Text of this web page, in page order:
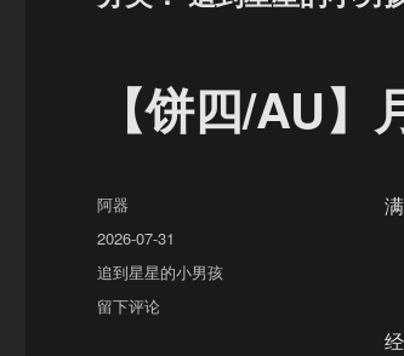
【饼四/AU】
作
者
阿器
发
布
于
2026-07-31
分
类
追到星星的小男孩
于
留下评论